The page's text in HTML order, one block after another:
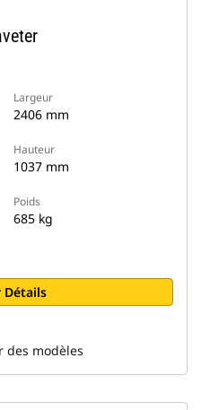
Largeur
2406 mm
Hauteur
1037 mm
Poids
685 kg
Détails
des modèles